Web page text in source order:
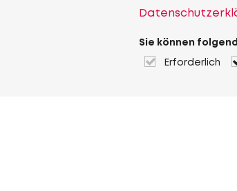
Sie können
Erforderlich